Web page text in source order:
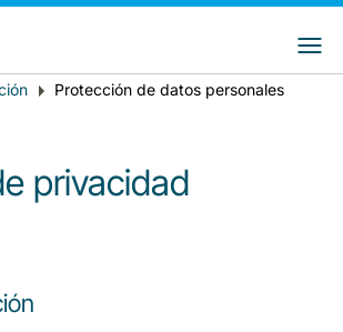
Protección de datos personales
privacidad